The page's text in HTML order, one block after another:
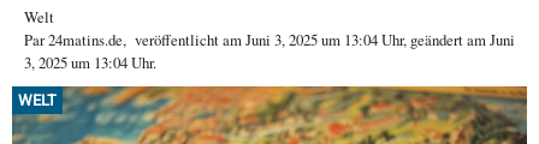
Welt
Par24matins.de, veröffentlicht amJuni 3, 2025um 13:04 Uhr, geändert am Juni
3, 2025 um 13:04 Uhr.
WELT